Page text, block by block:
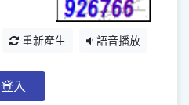
重新產生 語音播放
登入